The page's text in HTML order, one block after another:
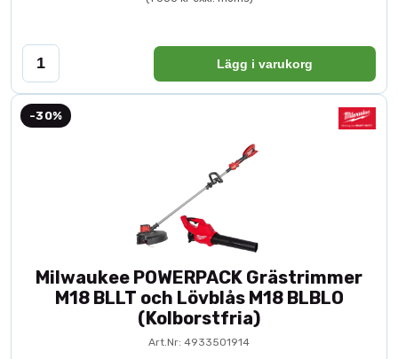
Lägg i varukorg
-30%
Milwaukee POWERPACK Grästrimmer
M18 BLLT och Lövblås M18 BLBLO
(Kolborstfria)
Art.Nr: 4933501914